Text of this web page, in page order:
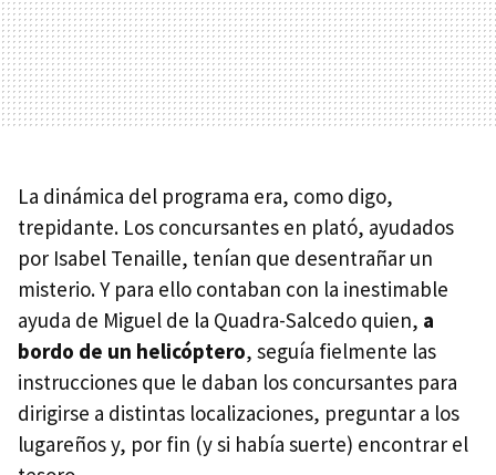
La dinámica del programa era, como digo,
trepidante. Los concursantes en plató, ayudados
por Isabel Tenaille, tenían que desentrañar un
misterio. Y para ello contaban con la inestimable
ayuda de Miguel de la Quadra-Salcedo quien, a
bordo de un helicóptero, seguía fielmente las
instrucciones que le daban los concursantes para
dirigirse a distintas localizaciones, preguntar a los
lugareños y, por fin (y si había suerte) encontrar el